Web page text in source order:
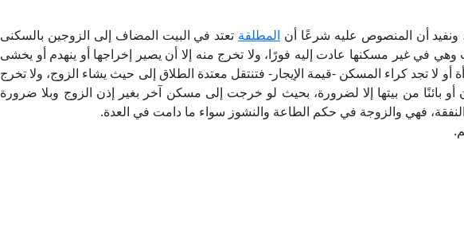
ونفيد أن ‏المنصوص عليه شرعًا ‏أن المطلقة تعتد في ‏البيت المضاف إلى ‏الزوجين بالسكنى
في غير مسكنها ‏عادت إليه فورًا، ولا ‏تخرج منه إلا أن يصير ‏إخراجها أو ينهدم أو ‏يخشى
أو لا تجد ‏كراء المسكن -قيمة الإيجار- فتنتقل ‏معتدة الطلاق إلى ‏حيث يشاء الزوج، ولا ‏تخرج
أو بائنًا من ‏بيتها إلا لضرورة، بحيث ‏لو خرجت إلى مسكن ‏آخر بغير إذن الزوج ‏وبلا ضرورة
فهي والزوجة ‏في حكم الطاعة ‏والنشوز سواء ما دامت ‏في العدة.